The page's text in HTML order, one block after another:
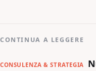
CONTINUA A LEGGERE
CONSULENZA & STRATEGIA